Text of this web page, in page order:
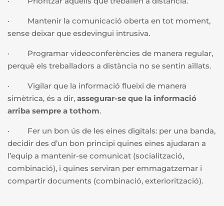
· Mantenir la comunicació oberta en tot moment,
sense deixar que esdevingui intrusiva.
· Programar videoconferències de manera regular,
perquè els treballadors a distància no se sentin aïllats.
· Vigilar que la informació flueixi de manera
simètrica, és a dir, assegurar-se que la informació
arriba sempre a tothom.
· Fer un bon ús de les eines digitals: per una banda,
decidir des d’un bon principi quines eines ajudaran a
l’equip a mantenir-se comunicat (socialització,
combinació), i quines serviran per emmagatzemar i
compartir documents (combinació, exteriorització).